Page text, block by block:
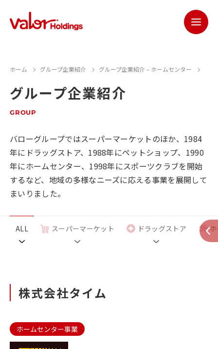
ホーム グループ企業紹介 グループ企業紹介 – ホームセンター
グループ企業紹介
GROUP
バローグループではスーパーマーケットのほか、1984
年にドラッグストア、1988年にペットショップ、1990
年にホームセンター、1998年にスポーツクラブを開始
するなど、地域の多様なニーズに応える事業を展開して
まいりました。
ALL スーパーマーケット ドラッグストア
株式会社タイム
ホームセンター事業